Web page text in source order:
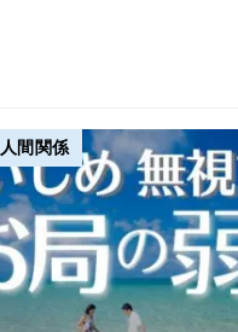
間関係